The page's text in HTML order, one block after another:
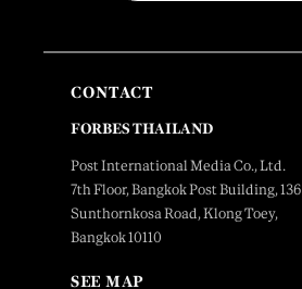
CONTACT
FORBES THAILAND
Post International Media Co., Ltd.
7th Floor, Bangkok Post Building, 136
Sunthornkosa Road, Klong Toey,
Bangkok 10110
SEE MAP